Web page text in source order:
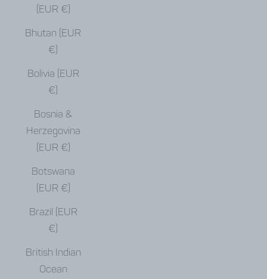
(EUR €)
Bhutan (EUR
€)
Bolivia (EUR
€)
Bosnia &
Herzegovina
(EUR €)
Botswana
(EUR €)
Brazil (EUR
€)
British Indian
Ocean